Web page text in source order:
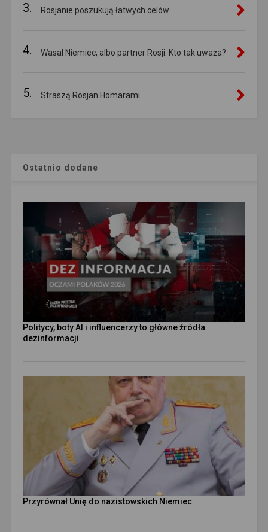
3. Rosjanie poszukują łatwych celów
4. Wasal Niemiec, albo partner Rosji. Kto tak uważa?
5. Straszą Rosjan Homarami
Ostatnio dodane
Politycy, boty AI i influencerzy to główne źródła
dezinformacji
Przyrównał Unię do nazistowskich Niemiec